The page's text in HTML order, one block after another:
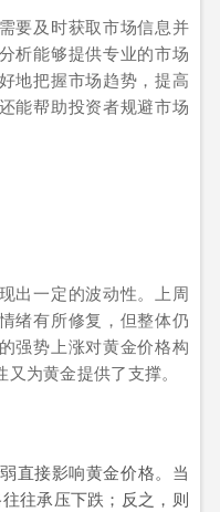
要及时获取市场信息并
析能够提供专业的市场
地把握市场趋势，提高
能帮助投资者规避市场
出一定的波动性。上周
绪有所修复，但整体仍
强势上涨对黄金价格构
为黄金提供了支撑。
直接影响黄金价格。当
往承压下跌；反之，则